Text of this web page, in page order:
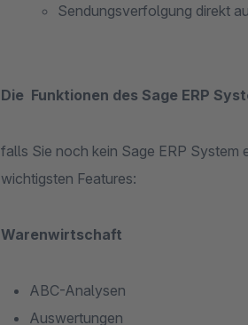
Sendungsverfolgung direkt
Die Funktionen des Sage ERP
falls Sie noch kein Sage ERP System
wichtigsten Features:
Warenwirtschaft
ABC-Analysen
Auswertungen